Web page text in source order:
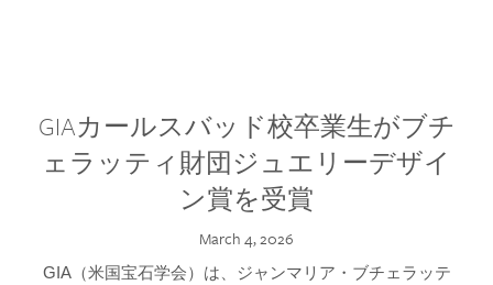
GIAカールスバッド校卒業生がブチ
ェラッティ財団ジュエリーデザイ
ン賞を受賞
March 4, 2026
GIA（米国宝石学会）は、ジャンマリア・ブチェラッテ